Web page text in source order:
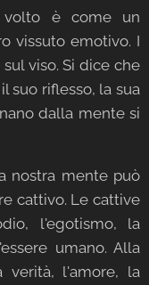
è come un
vissuto emotivo. I
viso. Si dice che
suo riflesso, la sua
dalla mente si
nostra mente può
cattivo. Le cattive
l'egotismo, la
umano. Alla
verità, l'amore, la